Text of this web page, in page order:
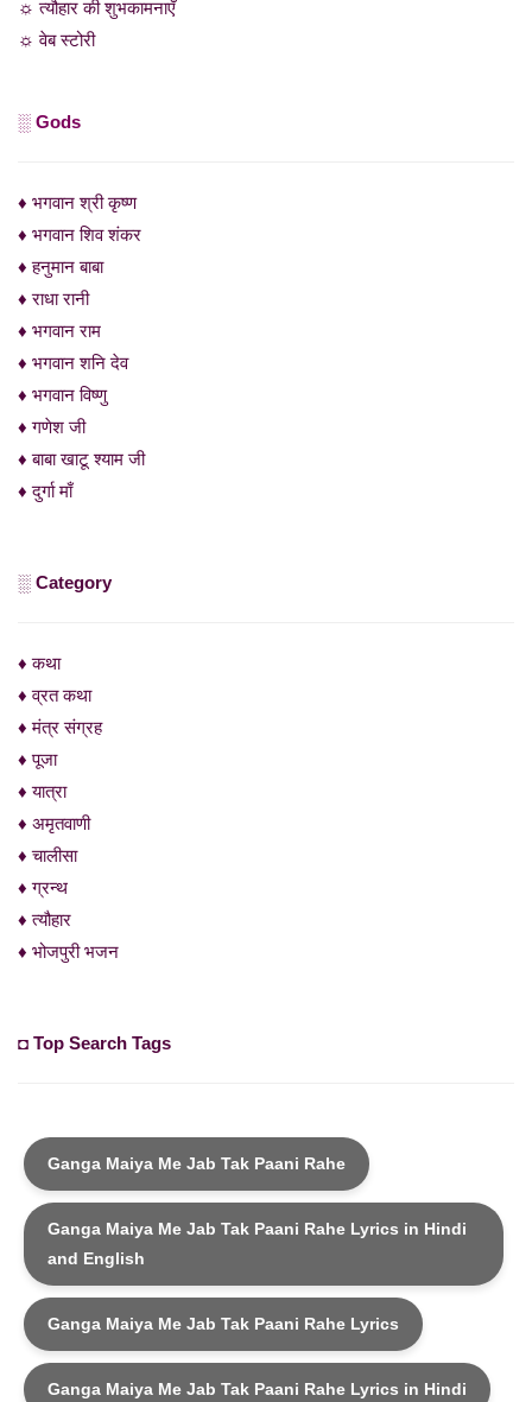
☼ त्यौहार की शुभकामनाएँ
☼ वेब स्टोरी
░ Gods
♦ भगवान श्री कृष्ण
♦ भगवान शिव शंकर
♦ हनुमान बाबा
♦ राधा रानी
♦ भगवान राम
♦ भगवान शनि देव
♦ भगवान विष्णु
♦ गणेश जी
♦ बाबा खाटू श्याम जी
♦ दुर्गा माँ
░ Category
♦ कथा
♦ व्रत कथा
♦ मंत्र संग्रह
♦ पूजा
♦ यात्रा
♦ अमृतवाणी
♦ चालीसा
♦ ग्रन्थ
♦ त्यौहार
♦ भोजपुरी भजन
◘ Top Search Tags
Ganga Maiya Me Jab Tak Paani Rahe
Ganga Maiya Me Jab Tak Paani Rahe Lyrics in Hindi
and English
Ganga Maiya Me Jab Tak Paani Rahe Lyrics
Ganga Maiya Me Jab Tak Paani Rahe Lyrics in Hindi